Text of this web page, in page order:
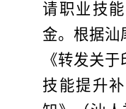
请职业 技
金。根据汕
《转发关
技能提升